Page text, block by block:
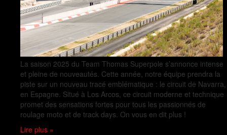
La saison 2025 du Team Thomas Superpole s’annonce intense
et pleine de nouveautés. Cette année, notre équipe prendra la
piste sur un nouveau tracé emblématique : le circuit de Navarra,
en Espagne. Situé à Los Arcos, ce circuit moderne et technique
promet des sensations fortes pour tous les passionnés de
roulage moto et de track days. On vous en dit plus !
Lire plus »